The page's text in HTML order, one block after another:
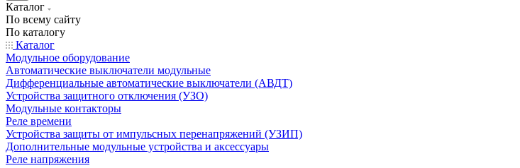
Каталог
По всему сайту
По каталогу
Каталог
Модульное оборудование
Автоматические выключатели модульные
Дифференциальные автоматические выключатели (АВДТ)
Устройства защитного отключения (УЗО)
Модульные контакторы
Реле времени
Устройства защиты от импульсных перенапряжений (УЗИП)
Дополнительные модульные устройства и аксессуары
Реле напряжения